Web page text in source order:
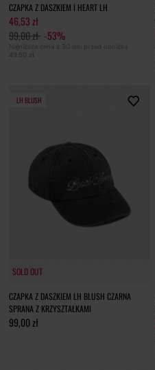
CZAPKA Z DASZKIEM I HEART LH
46,53 zł
99,00 zł -53%
Najniższa cena z 30 dni przed obniżką
49,50 zł
LH BLUSH
SOLD OUT
SOLD OUT
CZAPKA Z DASZKIEM LH BLUSH CZARNA
SPRANA Z KRZYSZTAŁKAMI
99,00 zł